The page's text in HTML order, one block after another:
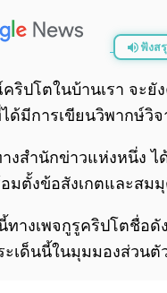
ฟังส
ริปโตในบ้านเรา จะยั
ด้มีการเขียนวิพากษ์วิ
งสำนักข่าวแห่งหนึ่ง
มตั้งข้อสังเกตและสม
ทางเพจกูรูคริปโตชื่อ
ะเด็นนี้ในมุมมองส่ว